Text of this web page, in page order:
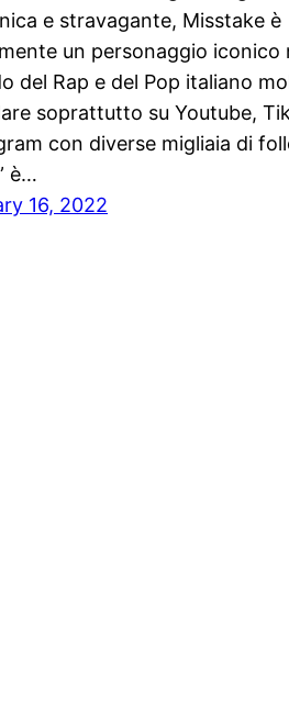
e stravagante, Misstake è
un personaggio iconico
del Rap e del Pop italiano
soprattutto su Youtube,
con diverse migliaia di
è…
16, 2022